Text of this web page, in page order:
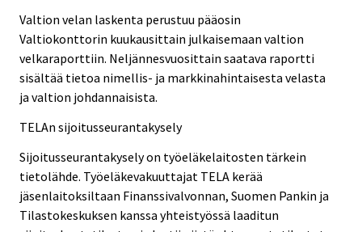
Valtion velan laskenta perustuu pääosin
Valtiokonttorin kuukausittain julkaisemaan valtion
velkaraporttiin. Neljännesvuosittain saatava raportti
sisältää tietoa nimellis- ja markkinahintaisesta velasta
ja valtion johdannaisista.
TELAn sijoitusseurantakysely
Sijoitusseurantakysely on työeläkelaitosten tärkein
tietolähde. Työeläkevakuuttajat TELA kerää
jäsenlaitoksiltaan Finanssivalvonnan, Suomen Pankin ja
Tilastokeskuksen kanssa yhteistyössä laaditun